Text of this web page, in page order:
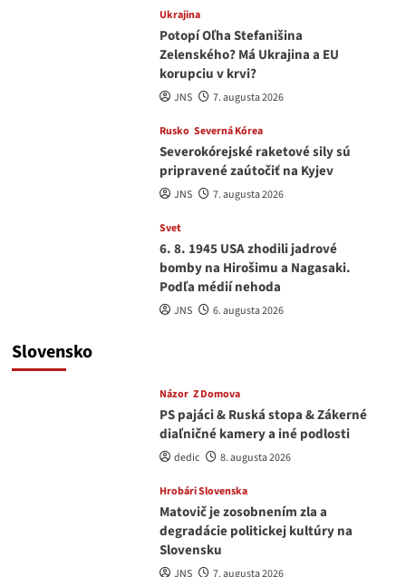
Ukrajina
Potopí Oľha Stefanišina
Zelenského? Má Ukrajina a EU
korupciu v krvi?
JNS 7. augusta 2026
Rusko Severná Kórea
Severokórejské raketové sily sú
pripravené zaútočiť na Kyjev
JNS 7. augusta 2026
Svet
6. 8. 1945 USA zhodili jadrové
bomby na Hirošimu a Nagasaki.
Podľa médií nehoda
JNS 6. augusta 2026
Slovensko
Názor Z Domova
PS pajáci & Ruská stopa & Zákerné
diaľničné kamery a iné podlosti
dedic 8. augusta 2026
Hrobári Slovenska
Matovič je zosobnením zla a
degradácie politickej kultúry na
Slovensku